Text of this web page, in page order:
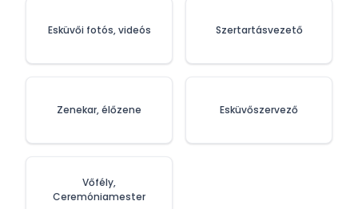
Esküvői fotós, videós
Zenekar, élőzene
Vőfély,
Ceremóniamester
Szertartásvezető
Esküvőszervező